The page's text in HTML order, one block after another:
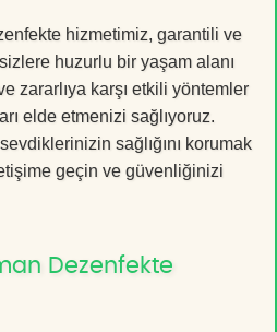
hizmetimiz, garantili ve
huzurlu bir yaşam alanı
zararlıya karşı etkili yöntemler
elde etmenizi sağlıyoruz.
sağlığını korumak
geçin ve güvenliğinizi
Dezenfekte